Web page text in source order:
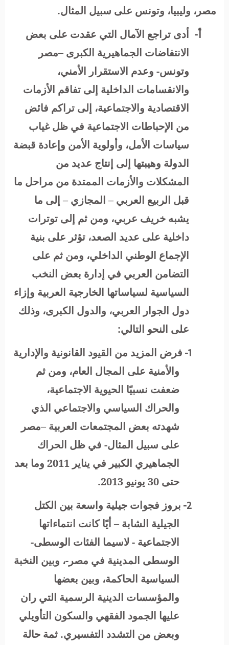
مصر، وليبيا، وتونس على سبيل المثال.
‌أ- أدى تراجع الآمال التي عقدت على بعض
الانتفاضات الجماهيرية الكبرى –مصر
وتونس- وعدم الاستقرار الأمني،
والانقسامات الداخلية إلى تفاقم الأزمات
الاقتصادية والاجتماعية، إلى تراكم فائض
من الإحباطات الاجتماعية في ظل غياب
سياسات الأمل، وأولوية الأمن وإعادة قبضة
الدولة وهيبتها إلى إنتاج عديد من
المشكلات والأزمات الممتدة من مراحل ما
قبل الربيع العربي – المجازي – إلى ما
يشبه خريف عربي، ومن ثم إلى توترات
داخلية على عديد الصعد، تؤثر على بنية
الإجماع الوطني الداخلي، ومن ثم على
التضامن العربي في إدارة بعض النخب
السياسية لسياساتها الخارجية العربية وإزاء
دول الجوار العربي، والدول الكبرى، وذلك
على النحو التالي:
1- فرض المزيد من القيود القانونية والإدارية
والأمنية على المجال العام، ومن ثم
ضعفت نسبيًا الحيوية الاجتماعية،
والحراك السياسي والاجتماعي الذي
شهدته بعض المجتمعات العربية –مصر
على سبيل المثال- في ظل الحراك
الجماهيري الكبير في يناير 2011 وما بعد
حتى 30 يونيو 2013.
2- بروز فجوات جيلية واسعة بين الكتل
الجيلية الشابة – أيًا كانت انتماءاتها
الاجتماعية - لاسيما الفئات الوسطى-
الوسطى المدينية في مصر-، وبين النخبة
السياسية الحاكمة، وبين بعضها
والمؤسسات الدينية الرسمية التي ران
عليها الجمود الفقهي والسكون التأويلي
وبعض من التشدد التفسيري. ثمة حالة